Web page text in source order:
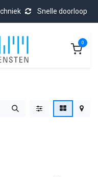
Snelle doorloop
0